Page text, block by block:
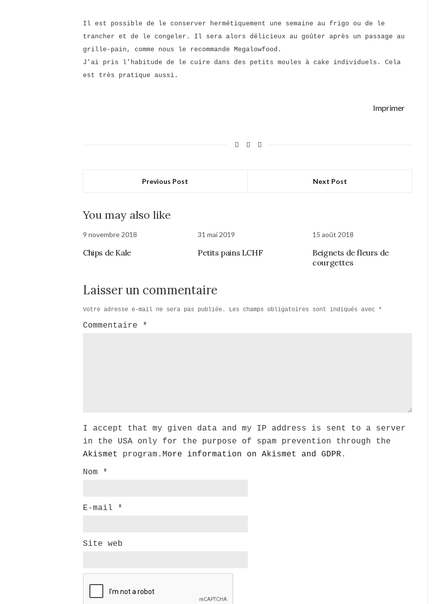
Il est possible de le conserver hermétiquement une semaine au frigo ou de le
trancher et de le congeler. Il sera alors délicieux au goûter après un passage au
grille-pain, comme nous le recommande Megalowfood.
J’ai pris l’habitude de le cuire dans des petits moules à cake individuels. Cela
est très pratique aussi.
Imprimer
Previous Post Next Post
You may also like
9 novembre 2018
Chips de Kale
31 mai 2019
Petits pains LCHF
15 août 2018
Beignets de fleurs de
courgettes
Laisser un commentaire
Votre adresse e-mail ne sera pas publiée. Les champs obligatoires sont indiqués avec *
Commentaire *
I accept that my given data and my IP address is sent to a server
in the USA only for the purpose of spam prevention through the
Akismet
program. More information on Akismet and GDPR .
Nom
*
E-mail *
Site web